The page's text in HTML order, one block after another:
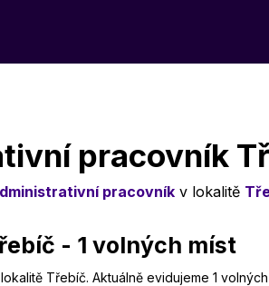
pracovník
pracovníkv lokalitě
- 1 volných míst
Třebíč. Aktuálně evidujeme 1